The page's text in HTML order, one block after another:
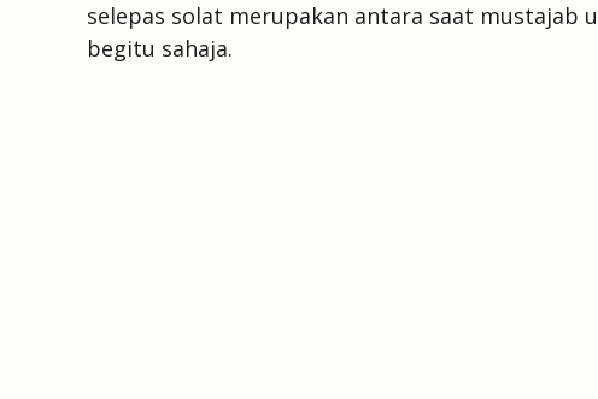
selepas solat merupakan antara saat mustajab
begitu sahaja.